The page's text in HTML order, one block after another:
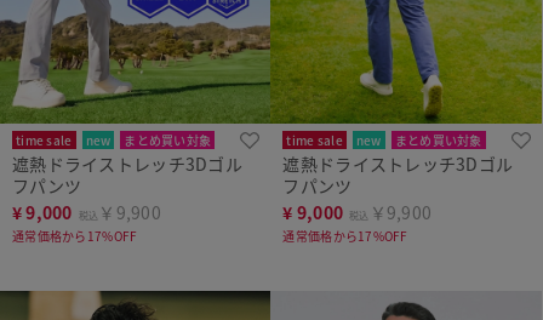
time sale new まとめ買い対象
遮熱ドライストレッチ3Dゴル
フパンツ
¥9,000 税込 ￥9,900
通常価格から17%OFF
time sale new まとめ買い対象
遮熱ドライストレッチ3Dゴル
フパンツ
¥ 9,000 税込 ￥9,900
通常価格から17%OFF